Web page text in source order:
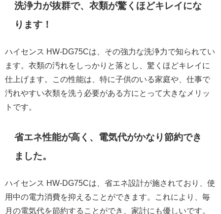
洗浄力が抜群で、衣類が驚くほどキレイにな
ります！
ハイセンス HW-DG75Cは、その強力な洗浄力で知られてい
ます。衣類の汚れをしっかりと落とし、驚くほどキレイに
仕上げます。この性能は、特に子供のいる家庭や、仕事で
汚れやすい衣類を洗う必要がある方にとって大きなメリッ
トです。
省エネ性能が高く、電気代がかなり節約でき
ました。
ハイセンス HW-DG75Cは、省エネ設計が施されており、使
用中の電力消費を抑えることができます。これにより、毎
月の電気代を節約することができ、家計にも優しいです。